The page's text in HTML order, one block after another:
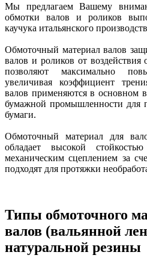
Мы предлагаем Вашему
обмотки валов и роликов
каучука итальянского
Обмоточный материал валов
валов и роликов от
позволяют максимально
увеличивая коэффициент
валов применяются в основном
бумажной промышленности для
бумаги.
Обмоточный материал для
обладает высокой
механическим сцеплением за
подходят для протяжки
Типы обмоточного
валов (вальянной
натуральной резины